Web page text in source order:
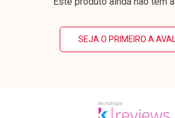
SEJA O PRIMEIRO A